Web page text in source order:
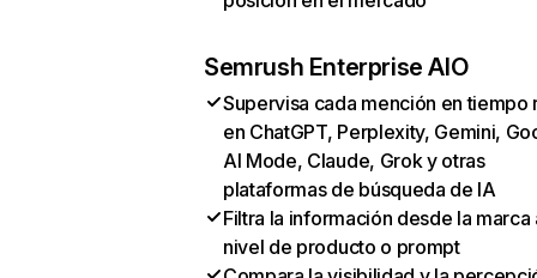
Semrush Enterprise AIO
Supervisa cada mención en tiempo
en ChatGPT, Perplexity, Gemini,
AI Mode, Claude, Grok y otras
plataformas de búsqueda de IA
Filtra la información desde la marca
nivel de producto o prompt